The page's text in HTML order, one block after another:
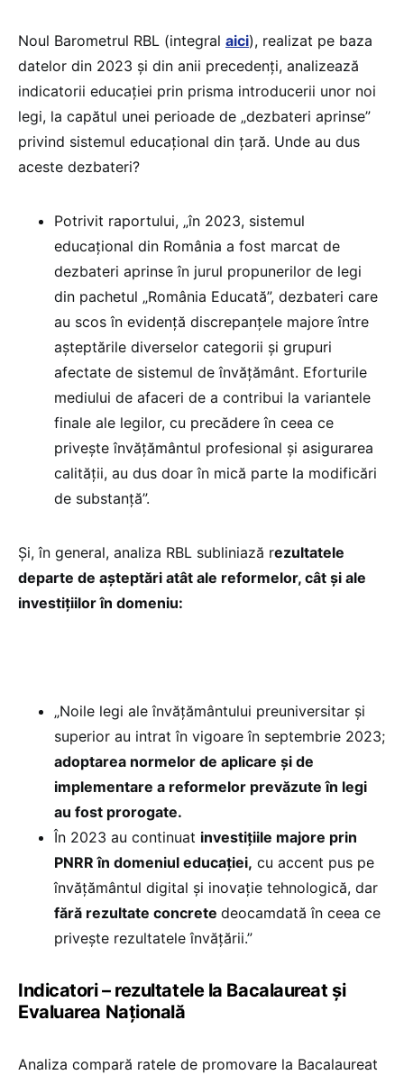
Noul Barometrul RBL (integral aici), realizat pe baza
datelor din 2023 și din anii precedenți, analizează
indicatorii educației prin prisma introducerii unor noi
legi, la capătul unei perioade de „dezbateri aprinse”
privind sistemul educațional din țară. Unde au dus
aceste dezbateri?
Potrivit raportului, „în 2023, sistemul
educațional din România a fost marcat de
dezbateri aprinse în jurul propunerilor de legi
din pachetul „România Educată”, dezbateri care
au scos în evidență discrepanțele majore între
așteptările diverselor categorii și grupuri
afectate de sistemul de învățământ. Eforturile
mediului de afaceri de a contribui la variantele
finale ale legilor, cu precădere în ceea ce
privește învățământul profesional și asigurarea
calității, au dus doar în mică parte la modificări
de substanță”.
Și, în general, analiza RBL subliniază rezultatele
departe de așteptări atât ale reformelor, cât și ale
investițiilor în domeniu:
„Noile legi ale învățământului preuniversitar și
superior au intrat în vigoare în septembrie 2023;
adoptarea normelor de aplicare și de
implementare a reformelor prevăzute în legi
au fost prorogate.
În 2023 au continuat investițiile majore prin
PNRR în domeniul educației, cu accent pus pe
învățământul digital și inovație tehnologică, dar
fără rezultate concrete deocamdată în ceea ce
privește rezultatele învățării.”
Indicatori – rezultatele la Bacalaureat și
Evaluarea Națională
Analiza compară ratele de promovare la Bacalaureat